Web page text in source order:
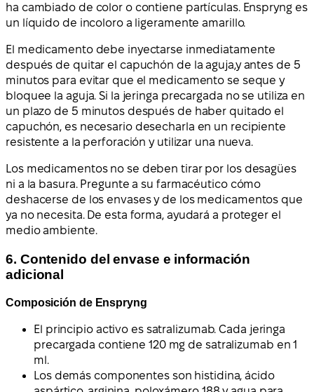
ha cambiado de color o contiene partículas. Enspryng es
un líquido de incoloro a ligeramente amarillo.
El medicamento debe inyectarse inmediatamente
después de quitar el capuchón de la aguja,y antes de 5
minutos para evitar que el medicamento se seque y
bloquee la aguja. Si la jeringa precargada no se utiliza en
un plazo de 5 minutos después de haber quitado el
capuchón, es necesario desecharla en un recipiente
resistente a la perforación y utilizar una nueva.
Los medicamentos no se deben tirar por los desagües
ni a la basura. Pregunte a su farmacéutico cómo
deshacerse de los envases y de los medicamentos que
ya no necesita. De esta forma, ayudará a proteger el
medio ambiente.
6. Contenido del envase e información
adicional
Composición de Enspryng
El principio activo es satralizumab. Cada jeringa
precargada contiene 120 mg de satralizumab en 1
ml.
Los demás componentes son histidina, ácido